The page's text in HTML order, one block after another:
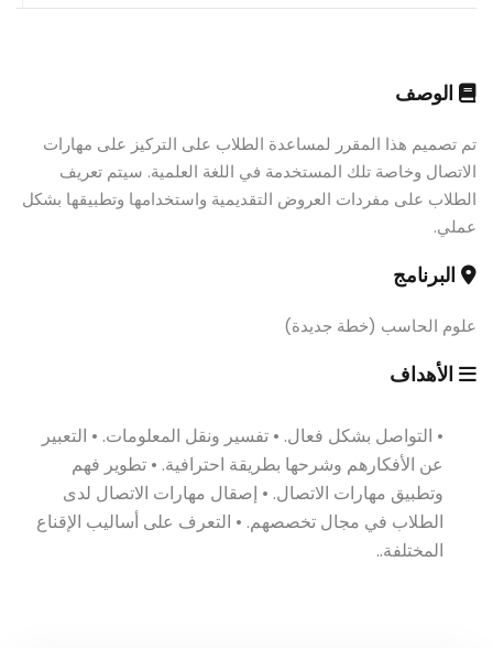
الوصف
تم تصميم هذا المقرر لمساعدة الطلاب على التركيز على مهارات
الاتصال وخاصة تلك المستخدمة في اللغة العلمية. سيتم تعريف
الطلاب على مفردات العروض التقديمية واستخدامها وتطبيقها بشكل
عملي.
البرنامج
علوم الحاسب (خطة جديدة)
الأهداف
• التواصل بشكل فعال. • تفسير ونقل المعلومات. • التعبير
عن الأفكارهم وشرحها بطريقة احترافية. • تطوير فهم
وتطبيق مهارات الاتصال. • إصقال مهارات الاتصال لدى
الطلاب في مجال تخصصهم. • التعرف على أساليب الإقناع
المختلفة..